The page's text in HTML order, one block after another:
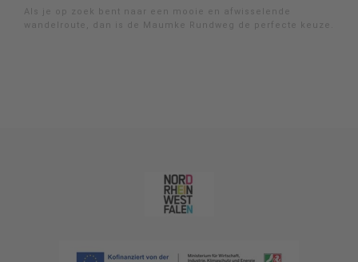
Als je op zoek bent naar een mooie en afwisselende
wandelroute, dan is de Maumke Rundweg de perfecte keuze.